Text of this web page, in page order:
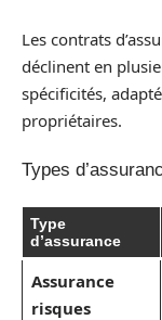
Les contrats
déclinent en
spécificités,
propriétaires.
Types
Type
d’assurance
Assurance
risques